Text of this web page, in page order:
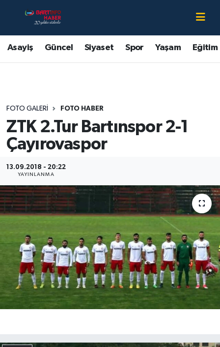
Asayiş Güncel Siyaset Spor Yaşam Eğitim
FOTO GALERI FOTO HABER
ZTK 2.Tur Bartınspor 2-1
Çayırovaspor
13.09.2018 - 20:22
YAYINLANMA
Asayiş
Bartın Hakkında
Eğitim
Güncel
Kültür-Sanat
Magazin
Medya
Sağlık
Sinema
Bartın Nöbetçi Eczaneler
Bartın Hava Durumu
Bartın Trafik Yoğunluk Haritası
Süper Lig Puan Durumu ve Fikstür
Tüm Manşetler
Son Dakika Haberleri
Haber Arşivi